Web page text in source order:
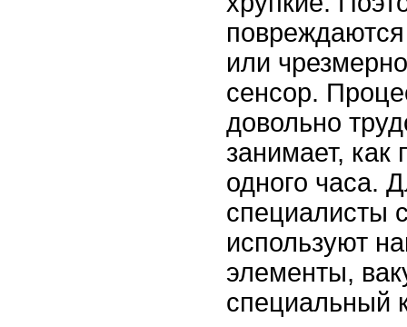
или
сенсор.
довольно
занимает, как
одного часа.
специалисты
используют
элементы,
специальный